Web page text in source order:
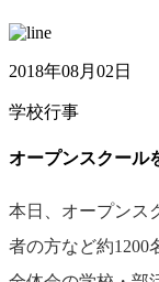
2018年08月02日
学校行事
オープンスクール
本日、オープンス
者の方など約1200